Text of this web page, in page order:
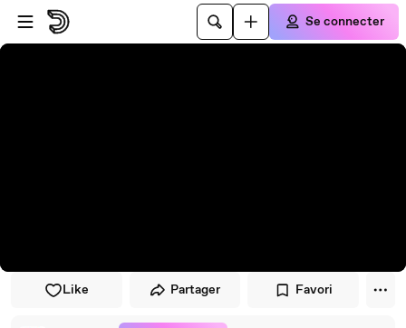
Passer au player
Passer au contenu principal
Se connecter
Like Partager Favori